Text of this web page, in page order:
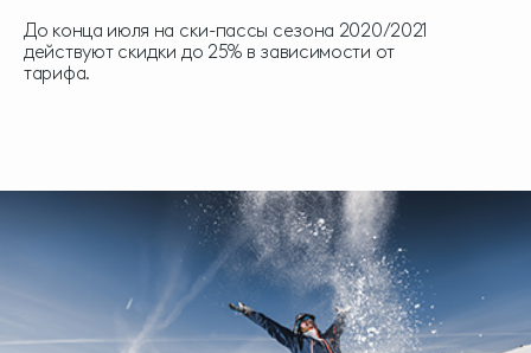
До конца июля на ски-пассы сезона 2020/2021
действуют скидки до 25% в зависимости от
тарифа.